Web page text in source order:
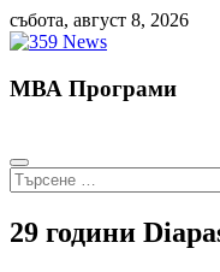
Skip
to
събота, август 8, 2026
МВА Програми
Търсене
за:
29 години